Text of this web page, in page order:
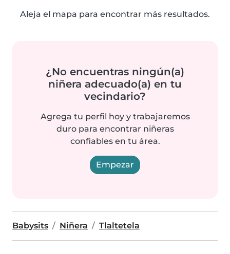
Aleja el mapa para encontrar más resultados.
¿No encuentras ningún(a)
niñera adecuado(a) en tu
vecindario?
Agrega tu perfil hoy y trabajaremos
duro para encontrar niñeras
confiables en tu área.
Empezar
Babysits Niñera Tlaltetela